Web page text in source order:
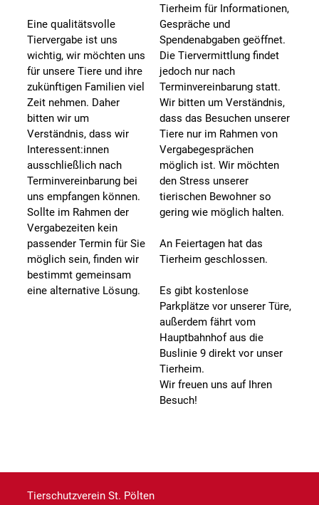
Eine qualitätsvolle
Tiervergabe ist uns
wichtig, wir möchten uns
für unsere Tiere und ihre
zukünftigen Familien viel
Zeit nehmen. Daher
bitten wir um
Verständnis, dass wir
Interessent:innen
ausschließlich nach
Terminvereinbarung bei
uns empfangen können.
Sollte im Rahmen der
Vergabezeiten kein
passender Termin für Sie
möglich sein, finden wir
bestimmt gemeinsam
eine alternative Lösung.
Tierheim für Informationen,
Gespräche und
Spendenabgaben geöffnet.
Die Tiervermittlung findet
jedoch nur nach
Terminvereinbarung statt.
Wir bitten um Verständnis,
dass das Besuchen unserer
Tiere nur im Rahmen von
Vergabegesprächen
möglich ist. Wir möchten
den Stress unserer
tierischen Bewohner so
gering wie möglich halten.
An Feiertagen hat das
Tierheim geschlossen.
Es gibt kostenlose
Parkplätze vor unserer Türe,
außerdem fährt vom
Hauptbahnhof aus die
Buslinie 9 direkt vor unser
Tierheim.
Wir freuen uns auf Ihren
Besuch!
Tierschutzverein St. Pölten